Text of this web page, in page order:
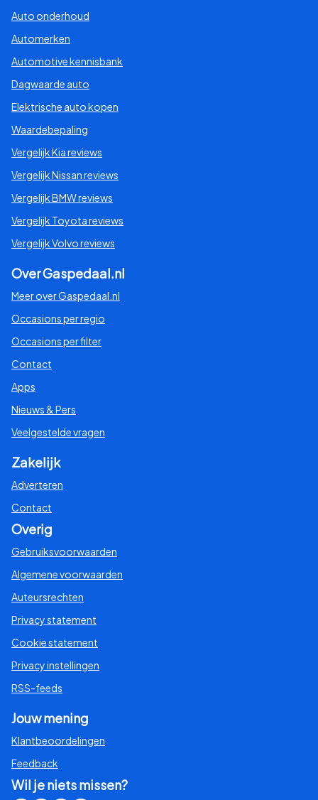
Auto onderhoud
Automerken
Automotive kennisbank
Dagwaarde auto
Elektrische auto kopen
Waardebepaling
Vergelijk Kia reviews
Vergelijk Nissan reviews
Vergelijk BMW reviews
Vergelijk Toyota reviews
Vergelijk Volvo reviews
Over Gaspedaal.nl
Meer over Gaspedaal.nl
Occasions per regio
Occasions per filter
Contact
Apps
Nieuws & Pers
Veelgestelde vragen
Zakelijk
Adverteren
Contact
Overig
Gebruiksvoorwaarden
Algemene voorwaarden
Auteursrechten
Privacy statement
Cookie statement
Privacy instellingen
RSS-feeds
Jouw mening
Klantbeoordelingen
Feedback
Wil je niets missen?